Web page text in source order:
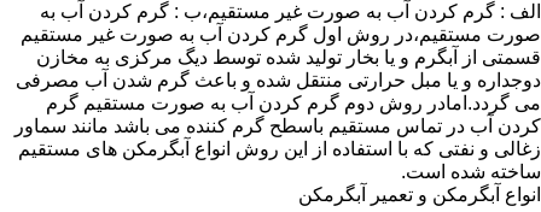
الف : گرم کردن آب به صورت غیر مستقیم،ب : گرم کردن آب به
صورت مستقیم،در روش اول گرم کردن آب به صورت غیر مستقیم
قسمتی از آبگرم و یا بخار تولید شده توسط دیگ مرکزی به مخازن
دوجداره و یا مبل حرارتی منتقل شده و باعث گرم شدن آب مصرفی
می گردد.امادر روش دوم گرم کردن آب به صورت مستقیم گرم
کردن آب در تماس مستقیم باسطح گرم کننده می باشد مانند سماور
زغالی و نفتی که با استفاده از این روش انواع آبگرمکن های مستقیم
ساخته شده است.
انواع آبگرمکن و تعمیر آبگرمکن